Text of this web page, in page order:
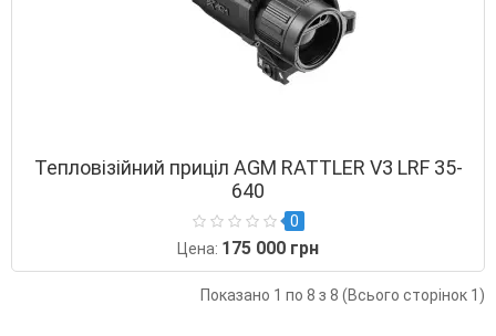
Тепловізійний приціл AGM RATTLER V3 LRF 35-
640
0
Цена: 175 000 грн
Показано 1 по 8 з 8 (Всього сторінок 1)